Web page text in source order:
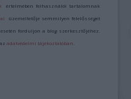
értelmében felhasználói tartalomnak
üzemeltetője semmilyen felelősséget
forduljon a blog szerkesztőjéhez.
adatvédelmi tájékoztatóban